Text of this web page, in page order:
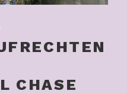
CHASE